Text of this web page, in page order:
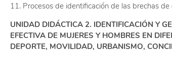
Procesos de identificación de las brechas
UNIDAD DIDÁCTICA 2. IDENTIFICACIÓN Y
EFECTIVA DE MUJERES Y HOMBRES EN
DEPORTE, MOVILIDAD, URBANISMO,